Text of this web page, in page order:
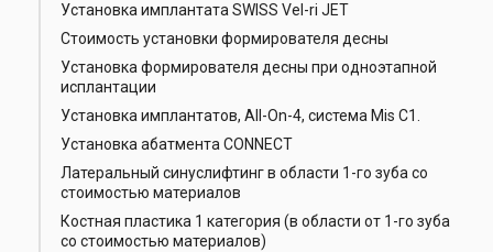
Установка имплантата SWISS Vel-ri JET
Стоимость установки формирователя десны
Установка формирователя десны при одноэтапной
исплантации
Установка имплантатов, All-On-4, система Mis C1.
Установка абатмента CONNECT
Латеральный синуслифтинг в области 1-го зуба со
стоимостью материалов
Костная пластика 1 категория (в области от 1-го зуба
со стоимостью материалов)